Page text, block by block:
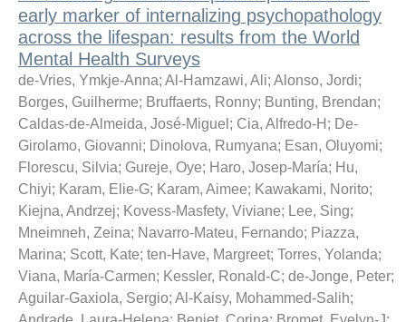
early marker of internalizing psychopathology
across the lifespan: results from the World
Mental Health Surveys
de-Vries, Ymkje-Anna; Al-Hamzawi, Ali; Alonso, Jordi;
Borges, Guilherme; Bruffaerts, Ronny; Bunting, Brendan;
Caldas-de-Almeida, José-Miguel ; Cia, Alfredo-H ; De-
Girolamo, Giovanni; Dinolova, Rumyana; Esan, Oluyomi;
Florescu, Silvia; Gureje, Oye; Haro, Josep-María; Hu,
Chiyi; Karam, Elie-G; Karam, Aimee; Kawakami, Norito;
Kiejna, Andrzej; Kovess-Masfety, Viviane; Lee, Sing;
Mneimneh, Zeina; Navarro-Mateu, Fernando; Piazza,
Marina; Scott, Kate; ten-Have, Margreet; Torres, Yolanda;
Viana, María-Carmen; Kessler, Ronald-C; de-Jonge, Peter;
Aguilar-Gaxiola, Sergio; Al-Kaisy, Mohammed-Salih;